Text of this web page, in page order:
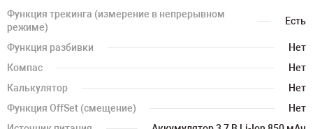
Функция трекинга (измерение в непрерывном
режиме)
Есть
Функция разбивки
Нет
Компас
Нет
Калькулятор
Нет
Функция OffSet (смещение)
Нет